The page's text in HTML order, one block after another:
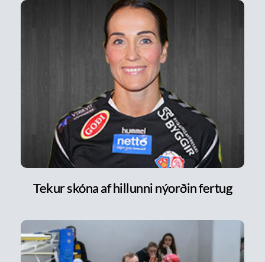
Tekur skóna af hillunni nýorðin fertug